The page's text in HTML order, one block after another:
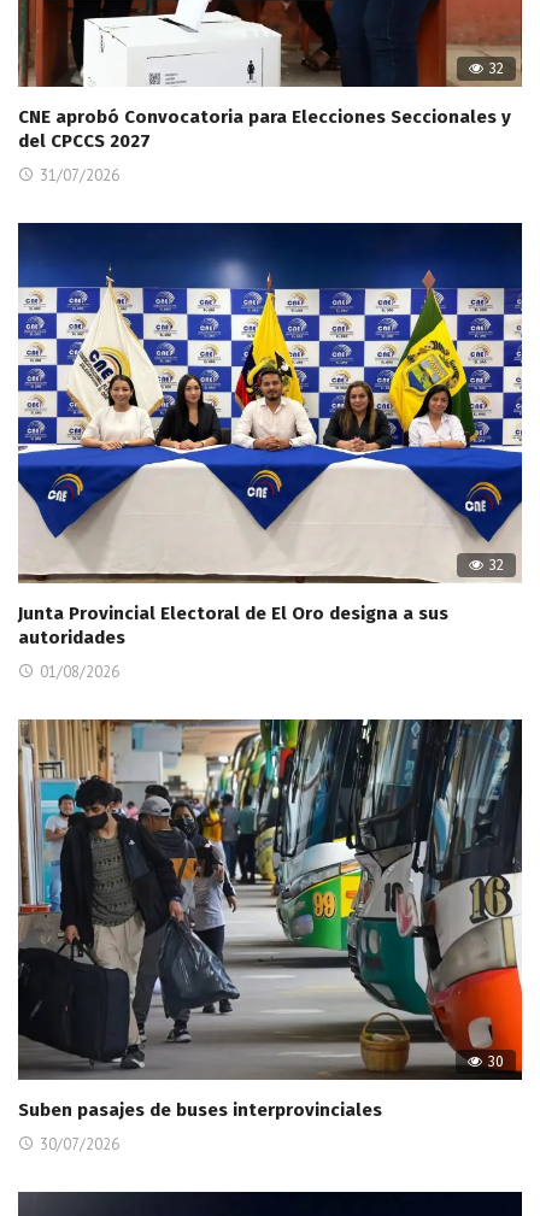
32
CNE aprobó Convocatoria para Elecciones Seccionales y
del CPCCS 2027
31/07/2026
32
Junta Provincial Electoral de El Oro designa a sus
autoridades
01/08/2026
30
Suben pasajes de buses interprovinciales
30/07/2026